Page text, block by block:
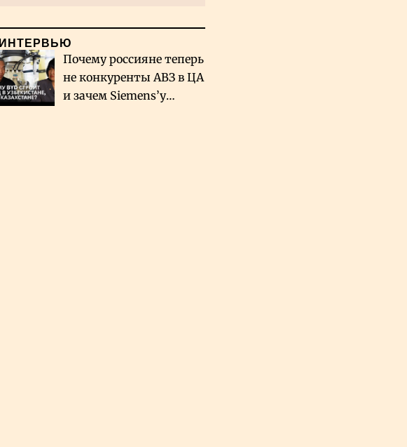
ИНТЕРВЬЮ
Почему россияне теперь
не конкуренты АВЗ в ЦА
и зачем Siemens’у